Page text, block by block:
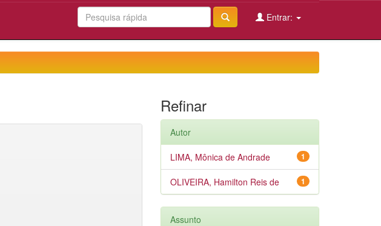
Entrar:
Refinar
Autor
1
LIMA, Mônica de Andrade
1
OLIVEIRA, Hamilton Reis de
Assunto